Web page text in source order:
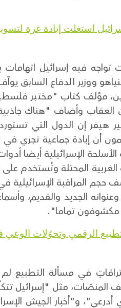
استغلت إبادة غزة
فيه إسرائيل اتهامات
ووزير الدفاع السابق
مؤلف كتاب "مختبر
العقاب وأضاف "هناك
هيفر إن الدول التي
أن إبادة جماعية تجري في
الإسرائيلية أيضا
المحتلة وتُستخدم
وعنوانه الجديد
مكشوفون تماما".
الرقمي وتحوّلات الوعي
في مسألة التطبيع
مثل "إسرائيل